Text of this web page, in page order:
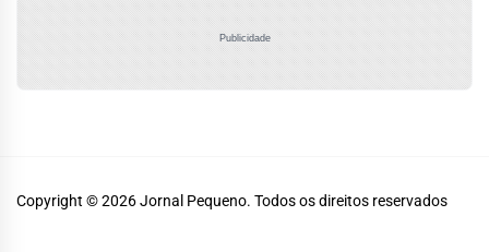
Publicidade
Copyright © 2026Jornal Pequeno. Todos os direitos reservados